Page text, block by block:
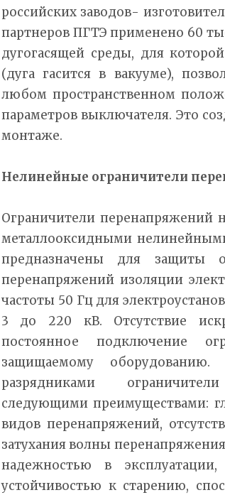
российских заводов-
партнеров ПГТЭ применено 60
дугогасящей среды, для
(дуга гасится в вакууме),
любом пространственном
параметров выключателя. Это
монтаже.
Нелинейные ограничители
Ограничители перенапряжений
металлооксидными
предназначены для защиты
перенапряжений изоляции
частоты 50 Гц для
3 до 220 кВ. Отсутствие
постоянное подключение
защищаемому
разрядниками
следующими преимуществами:
видов перенапряжений,
затухания волны
надежностью в
устойчивостью к старению,